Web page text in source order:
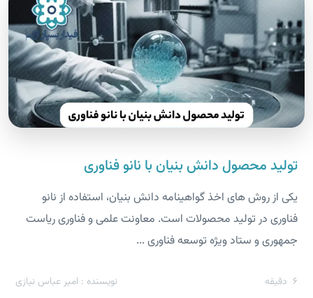
تولید محصول دانش بنیان با نانو فناوری
یکی از روش های اخذ گواهینامه دانش بنیان، استفاده از نانو
فناوری در تولید محصولات است. معاونت علمی و فناوری ریاست
جمهوری و ستاد ویژه توسعه فناوری ...
6 دقیقه نویسنده : امیر عباس نیازی